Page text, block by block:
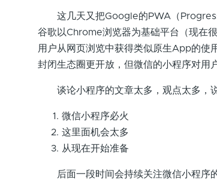
这几天又把Google的PWA（
谷歌以Chrome浏览器为基础平台（现在
用户从网页浏览中获得类似原生App的使
封闭生态圈更开放，但微信的小程序对用
谈论小程序的文章太多，观点太多，说
微信小程序必火
这里面机会太多
从现在开始准备
后面一段时间会持续关注微信小程序的